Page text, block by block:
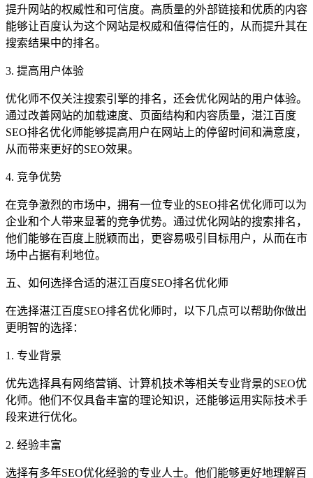
提升网站的权威性和可信度。高质量的外部链接和优质的内容
能够让百度认为这个网站是权威和值得信任的，从而提升其在
搜索结果中的排名。
3. 提高用户体验
优化师不仅关注搜索引擎的排名，还会优化网站的用户体验。
通过改善网站的加载速度、页面结构和内容质量，湛江百度
SEO排名优化师能够提高用户在网站上的停留时间和满意度，
从而带来更好的SEO效果。
4. 竞争优势
在竞争激烈的市场中，拥有一位专业的SEO排名优化师可以为
企业和个人带来显著的竞争优势。通过优化网站的搜索排名，
他们能够在百度上脱颖而出，更容易吸引目标用户，从而在市
场中占据有利地位。
五、如何选择合适的湛江百度SEO排名优化师
在选择湛江百度SEO排名优化师时，以下几点可以帮助你做出
更明智的选择：
1. 专业背景
优先选择具有网络营销、计算机技术等相关专业背景的SEO优
化师。他们不仅具备丰富的理论知识，还能够运用实际技术手
段来进行优化。
2. 经验丰富
选择有多年SEO优化经验的专业人士。他们能够更好地理解百